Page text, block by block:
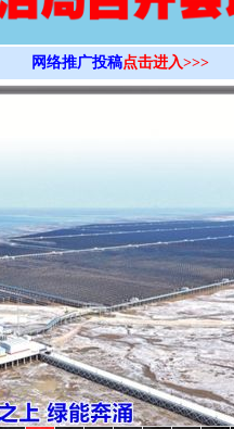
网络推广投稿点击进入>>>